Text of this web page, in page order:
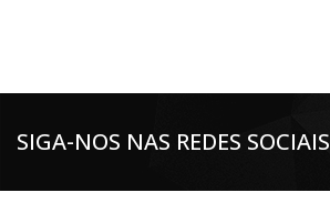
SIGA-NOS NAS REDES SOCIAIS